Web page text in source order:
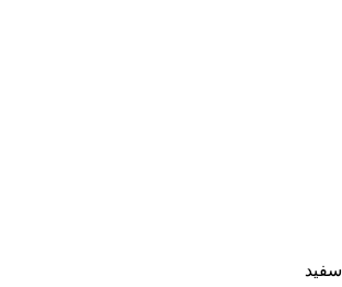
سفید